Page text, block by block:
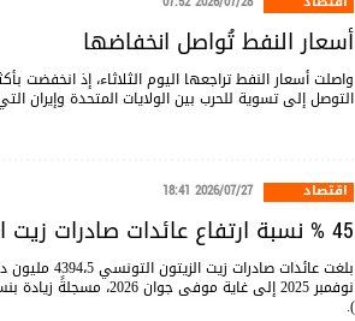
أسعار النفط تُواصل انخفاضها
واصلت أسعار النفط تراجعها اليوم الثلاثاء، إذ انخفضت
التوصل إلى تسوية للحرب بين الولايات المتحدة وإيران
اقتصاد 2026/07/27 18:41
45 % نسبة ارتفاع عائدات صادرات زيت الزيتون التونسي
بلغت عائدات